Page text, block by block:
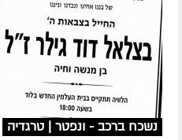
נשכח ברכב - ונפטר | טרגדיה